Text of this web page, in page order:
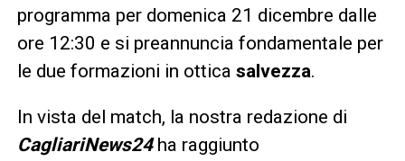
programma per domenica 21 dicembre dalle
ore 12:30 e si preannuncia fondamentale per
le due formazioni in ottica salvezza.
In vista del match, la nostra redazione di
CagliariNews24 ha raggiunto